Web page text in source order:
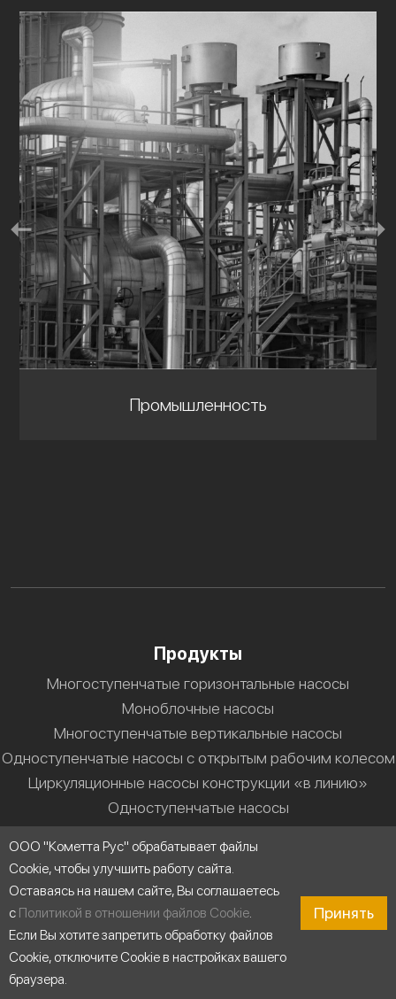
Промышленность
Продукты
Многоступенчатые горизонтальные насосы
Моноблочные насосы
Многоступенчатые вертикальные насосы
Одноступенчатые насосы с открытым рабочим колесом
Циркуляционные насосы конструкции «в линию»
Одноступенчатые насосы
Кометта К233
Кометта К144
Кометта К377
Кометта К610
Кометта К987
Кометта К55М
ООО "Кометта Рус" обрабатывает файлы
Cookie, чтобы улучшить работу сайта.
Оставаясь на нашем сайте, Вы соглашаетесь
с Политикой в отношении файлов Cookie.
Если Вы хотите запретить обработку файлов
Cookie, отключите Cookie в настройках вашего
браузера.
Принять